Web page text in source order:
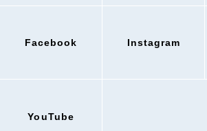
Facebook Instagram
YouTube